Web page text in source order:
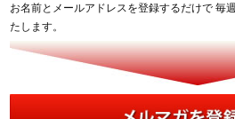
お名前とメールアドレスを登録するだけで 毎
たします。